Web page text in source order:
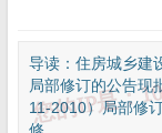
导读：住房城乡建
局部修订的公告现
11-2010）局部修
修...